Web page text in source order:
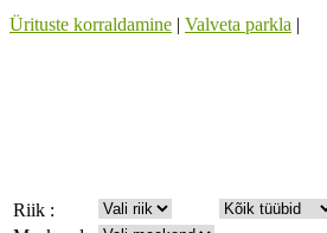
Ürituste korraldamine | Valveta parkla |
Riik :